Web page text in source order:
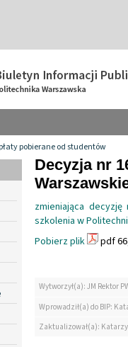
pobierane od studentów
Decyzja nr
zmieniająca
szkolenia w
Pobierz plik
pdf
Wytworzył(a): JM Rektor
Wprowadził(a) do BIP:
Zaktualizował(a):